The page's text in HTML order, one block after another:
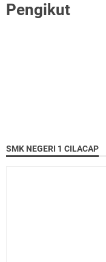
Pengikut
SMK NEGERI 1 CILACAP